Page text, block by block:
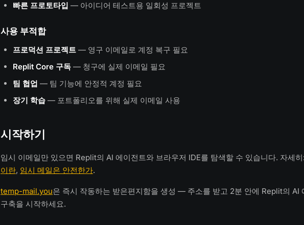
빠른 프로토타입 — 아이디어 테스트용 일회성 프로젝트
사용 부적합
프로덕션 프로젝트 — 영구 이메일로 계정 복구 필요
Replit Core 구독 — 청구에 실제 이메일 필요
팀 협업 — 팀 기능에 안정적 계정 필요
장기 학습 — 포트폴리오를 위해 실제 이메일 사용
시작하기
임시 이메일만 있으면 Replit의 AI 에이전트와 브라우저 IDE를 탐색할 수 있습니다. 자세히:
이란, 임시 메일은 안전한가.
temp-mail.you은 즉시 작동하는 받은편지함을 생성 — 주소를 받고 2분 안에 Replit의 AI
구축을 시작하세요.